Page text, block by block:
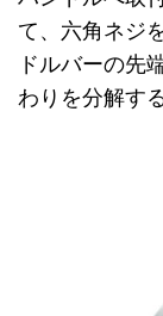
て、六角ネジ
ドルバーの先
わりを分解す